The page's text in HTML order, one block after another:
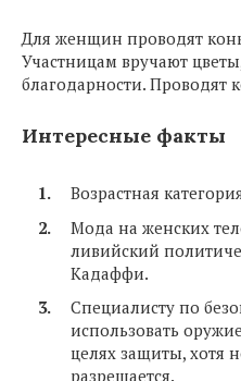
Для женщин проводят
Участницам вручают
благодарности. Проводят
Интересные факты
Возрастная
Мода на женских
ливийский
Кадаффи.
Специалисту по
использовать
целях защиты, хотя
разрешается.